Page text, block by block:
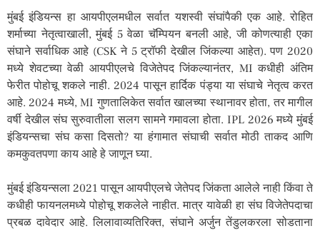
मुंबई इंडियन्स हा आयपीएलमधील सर्वात यशस्वी संघांपैकी एक आहे. रोहित
शर्माच्या नेतृत्वाखाली, मुंबई 5 वेळा चॅम्पियन बनली आहे, जी कोणत्याही एका
संघाने सर्वाधिक आहे (CSK ने 5 ट्रॉफी देखील जिंकल्या आहेत). पण 2020
मध्ये शेवटच्या वेळी आयपीएलचे विजेतेपद जिंकल्यानंतर, MI कधीही अंतिम
फेरीत पोहोचू शकले नाही. 2024 पासून हार्दिक पंड्या या संघाचे नेतृत्व करत
आहे. 2024 मध्ये, MI गुणतालिकेत सर्वात खालच्या स्थानावर होता, तर मागील
वर्षी देखील संघ सुरुवातीला सलग सामने गमावला होता. IPL 2026 मध्ये मुंबई
इंडियन्सचा संघ कसा दिसतो? या हंगामात संघाची सर्वात मोठी ताकद आणि
कमकुवतपणा काय आहे हे जाणून घ्या.
मुंबई इंडियन्सला 2021 पासून आयपीएलचे जेतेपद जिंकता आलेले नाही किंवा ते
कधीही फायनलमध्ये पोहोचू शकलेले नाहीत. मात्र यावेळी हा संघ विजेतेपदाचा
प्रबळ दावेदार आहे. लिलावाव्यतिरिक्त, संघाने अर्जुन तेंडुलकरला सोडताना